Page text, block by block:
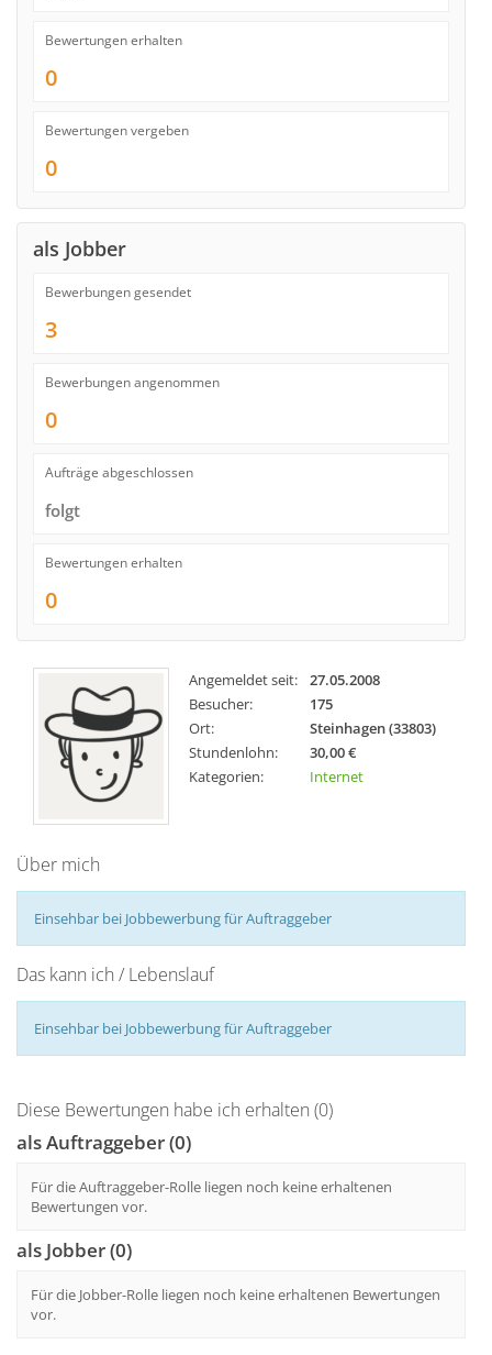
Bewertungen erhalten
0
Bewertungen vergeben
0
als Jobber
Bewerbungen gesendet
3
Bewerbungen angenommen
0
Aufträge abgeschlossen
folgt
Bewertungen erhalten
0
Angemeldet seit:
27.05.2008
Besucher:
175
Ort:
Steinhagen (33803)
Stundenlohn:
30,00 €
Kategorien:
Internet
Über mich
Einsehbar bei Jobbewerbung für Auftraggeber
Das kann ich / Lebenslauf
Einsehbar bei Jobbewerbung für Auftraggeber
Diese Bewertungen habe ich erhalten (0)
als Auftraggeber (0)
Für die Auftraggeber-Rolle liegen noch keine erhaltenen
Bewertungen vor.
als Jobber (0)
Für die Jobber-Rolle liegen noch keine erhaltenen Bewertungen
vor.